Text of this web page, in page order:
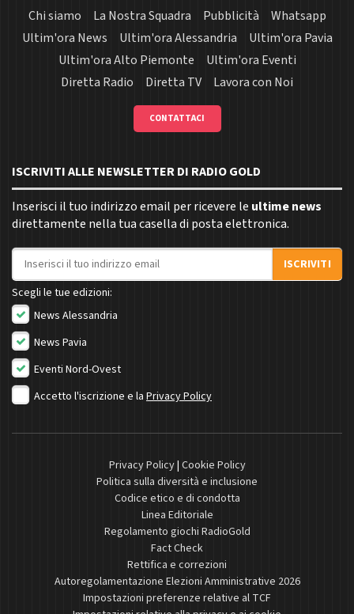
Chi siamo La Nostra Squadra Pubblicità
Whatsapp
Ultim'ora News
Ultim'ora Alessandria
Ultim'ora Pavia
Ultim'ora Alto Piemonte
Ultim'ora Eventi
Diretta Radio
Diretta TV Lavora con Noi
CONTATTACI
ISCRIVITI ALLE NEWSLETTER DI RADIO GOLD
Inserisci il tuo indirizzo email per ricevere le ultime news
direttamente nella tua casella di posta elettronica.
Indirizzo email
ISCRIVITI
Scegli le tue edizioni:
News Alessandria
News Pavia
Eventi Nord-Ovest
Accetto l'iscrizione e la Privacy Policy
Privacy Policy| Cookie Policy
Politica sulla diversità e inclusione
Codice etico e di condotta
Linea Editoriale
Regolamento giochi RadioGold
Fact Check
Rettifica e correzioni
Autoregolamentazione Elezioni Amministrative 2026
Impostazioni preferenze relative al TCF